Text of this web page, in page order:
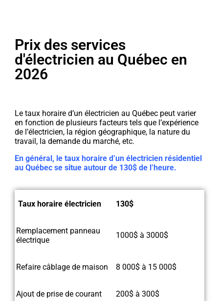
Prix des services
d'électricien au Québec en
2026
Le taux horaire d’un électricien au Québec peut varier
en fonction de plusieurs facteurs tels que l’expérience
de l’électricien, la région géographique, la nature du
travail, la demande du marché, etc.
En général, le taux horaire d’un électricien résidentiel
au Québec se situe autour de 130$ de l’heure.
Taux horaire électricien 130$
Remplacement panneau
électrique
1000$ à 3000$
Refaire câblage de maison 8 000$ à 15 000$
Ajout de prise de courant 200$ à 300$